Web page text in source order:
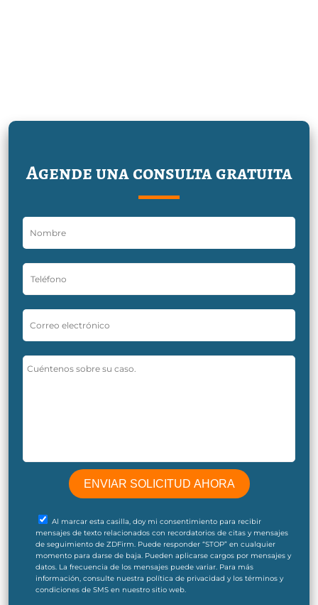
Agende una consulta gratuita
Al marcar esta casilla, doy mi consentimiento para recibir
mensajes de texto relacionados con recordatorios de citas y mensajes
de seguimiento de ZDFirm. Puede responder “STOP” en cualquier
momento para darse de baja. Pueden aplicarse cargos por mensajes y
datos. La frecuencia de los mensajes puede variar. Para más
información, consulte nuestra política de privacidad y los términos y
condiciones de SMS en nuestro sitio web.